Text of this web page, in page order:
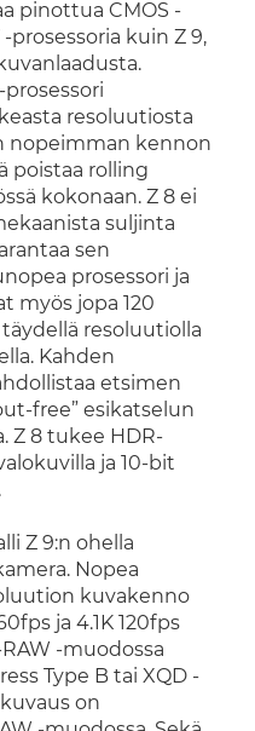
pinottua CMOS -
prosessoria kuin Z 9,
resoluutiosta
nopeimman kennon
poistaa rolling
kokonaan. Z 8 ei
suljinta
sen
prosessori ja
myös jopa 120
resoluutiolla
Kahden
etsimen
free” esikatselun
Z 8 tukee HDR-
ja 10-bit
Z 9:n ohella
Nopea
kuvakenno
ja 4.1K 120fps
-muodossa
Type B tai XQD -
on